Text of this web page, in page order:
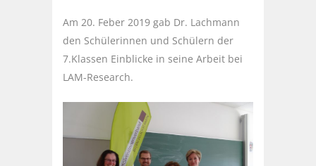
Am 20. Feber 2019 gab Dr. Lachmann
den Schülerinnen und Schülern der
7.Klassen Einblicke in seine Arbeit bei
LAM-Research.